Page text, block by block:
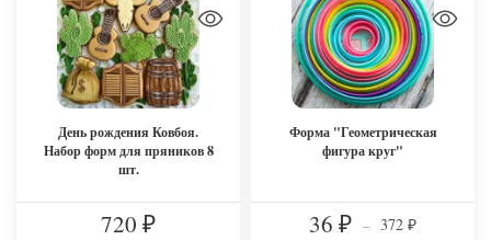
День рождения Ковбоя.
Набор форм для пряников 8
шт.
720 ₽
Форма "Геометрическая
фигура круг"
36 ₽ – 372 ₽